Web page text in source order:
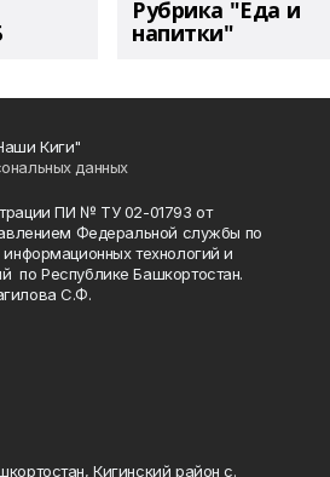
Рубрика "Еда и
напитки"
Киги"
данных
ПИ № ТУ 02-01793 от
Федеральной службы по
технологий и
по Республике Башкортостан.
С.Ф.
Кигинский район с.